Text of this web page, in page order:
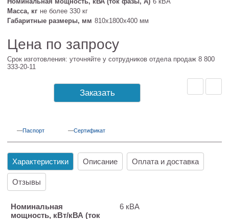
Масса, кг не более 330 кг
Габаритные размеры, мм 810х1800х400 мм
Цена по запросу
Срок изготовления: уточняйте у сотрудников отдела продаж 8 800
333-20-11
Заказать
Паспорт Сертификат
Характеристики Описание Оплата и доставка
Отзывы
Номинальная
мощность, кВт/кВА (ток
6 кВА